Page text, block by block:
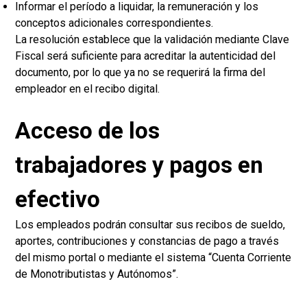
Informar el período a liquidar, la remuneración y los
conceptos adicionales correspondientes.
La resolución establece que la validación mediante Clave
Fiscal será suficiente para acreditar la autenticidad del
documento, por lo que ya no se requerirá la firma del
empleador en el recibo digital.
Acceso de los
trabajadores y pagos en
efectivo
Los empleados podrán consultar sus recibos de sueldo,
aportes, contribuciones y constancias de pago a través
del mismo portal o mediante el sistema “Cuenta Corriente
de Monotributistas y Autónomos”.